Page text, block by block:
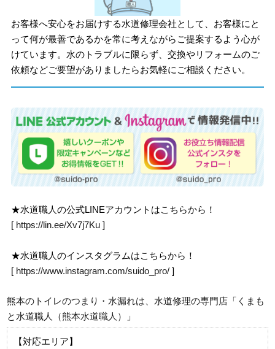
お客様へ安心をお届けする水道修理会社として、お客様にと
って何が最善であるかを常に考えながらご提案するよう心が
けています。水のトラブルに限らず、交換やリフォームのご
依頼などご要望がありましたらお気軽にご相談ください。
★水道職人の公式LINEアカウントはこちらから！
[ https://lin.ee/Xv7j7Ku ]
★水道職人のインスタグラムはこちらから！
[ https://www.instagram.com/suido_pro/ ]
熊本のトイレのつまり・水漏れは、水道修理の専門店「くまも
と水道職人（熊本水道職人）」
【対応エリア】